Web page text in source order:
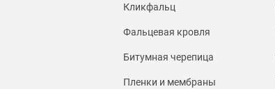
Кликфальц
Фальцевая кровля
Битумная черепица
Пленки и мембраны